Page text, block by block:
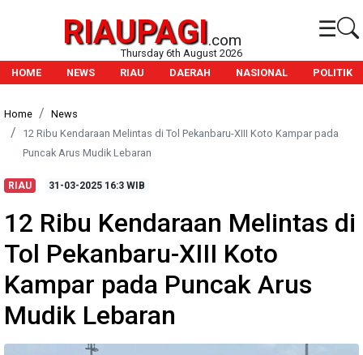
RIAUPAGI.com ☰
Thursday 6th August 2026
HOME
NEWS RIAU DAERAH NASIONAL POLITIK
Home
News
12 Ribu Kendaraan Melintas di Tol Pekanbaru-XIII Koto Kampar pada
Puncak Arus Mudik Lebaran
RIAU 31-03-2025 16:3 WIB
12 Ribu Kendaraan Melintas di
Tol Pekanbaru-XIII Koto
Kampar pada Puncak Arus
Mudik Lebaran